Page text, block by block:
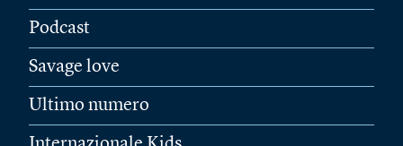
Podcast
Savage love
Ultimo numero